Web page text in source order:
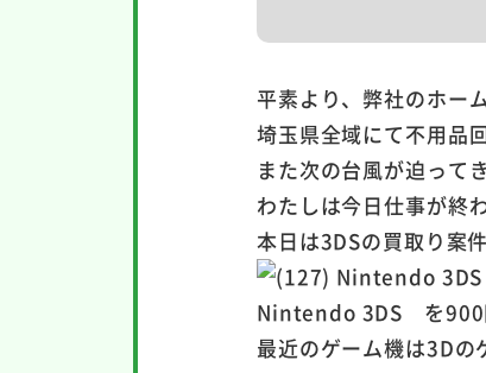
平素より、弊社のホー
埼玉県全域にて不用品
また次の台風が迫って
わたしは今日仕事が終
本日は3DSの買取り案
Nintendo 3DS を900
最近のゲーム機は3D